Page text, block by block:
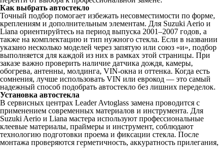
Как выбрать автостекло
Точный подбор помогает избежать несовместимости по форме,
креплениям и дополнительным элементам. Для Suzuki Aerio и
Liana ориентируйтесь на период выпуска 2001–2007 годов, а
также на комплектацию и тип нужного стекла. Если в названии
указано несколько моделей через запятую или союз «и», подбор
выполняется для каждой из них в рамках этой страницы. При
заказе важно проверить наличие датчика дождя, камеры,
обогрева, антенны, молдинга, VIN-окна и оттенка. Когда есть
сомнения, лучше использовать VIN или еврокод — это самый
надежный способ подобрать автостекло без лишних переделок.
Установка автостекла
В сервисных центрах Leader Avtoglass замена проводится с
применением современных материалов и инструмента. Для
Suzuki Aerio и Liana мастера используют профессиональные
клеевые материалы, праймеры и инструмент, соблюдают
технологию подготовки проема и фиксации стекла. После
монтажа проверяются герметичность, аккуратность прилегания,